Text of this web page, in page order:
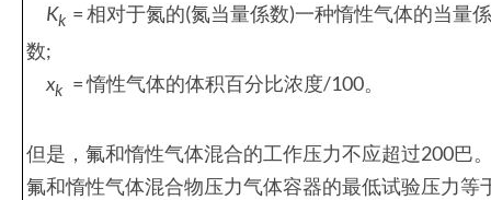
Kk = 相对于氮的(氮当量係数)一种惰性气体的当量係
数;
xk = 惰性气体的体积百分比浓度/100。
但是，氟和惰性气体混合的工作压力不应超过200巴
氟和惰性气体混合物压力气体容器的最低试验压力等